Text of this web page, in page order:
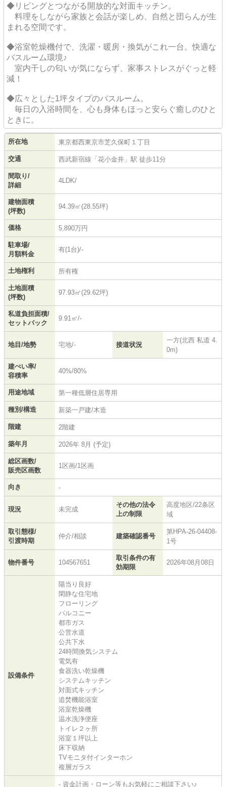
◆リビングとつながる開放的な対面キッチン。
料理をしながら家族と会話が楽しめ、自然と団らんが生
まれる空間です。
◆浴室乾燥機付で、洗濯・暖房・換気がこれ一台。快適な
バスルーム環境♪
室内干しの匂いが気にならず、家事ストレスがぐっと軽
減！
◆広々とした1坪タイプのバスルーム。
毎日の入浴時間を、心も身体もほっと安らぐ癒しのひと
ときに。
所在地 東京都西東京市芝久保町 １丁目
交通 西武新宿線 「花小金井 」駅 徒歩11分
間取り/
詳細
4LDK/
建物面積
(坪数)
94.39㎡(28.55坪)
価格 5,890万円
駐車場/
月額料金
有(1台)/-
土地権利 所有権
土地面積
(坪数)
97.93㎡(29.62坪)
私道負担面積/
セットバック
9.91㎡/-
地目/地勢 宅地/- 接道状況
一方(北西 私道 4.
0m)
建ぺい率/
容積率
40%/80%
用途地域 第一種低層住居専用
種別/構造 新築一戸建/木造
階建 2階建
築年月 2026年 8月 (予定)
総区画数/
販売区画数
1区画/1区画
向き -
現況 未完成
その他の法令
上の制限
高度地区/22条区
域
取引態様/
引渡時期
仲介/相談 建築確認番号
第HPA-26-04408-
1号
物件番号 104567651
取引条件の有
効期限
2026年08月08日
設備条件
陽当り良好
閑静な住宅地
フローリング
バルコニー
都市ガス
公営水道
公共下水
24時間換気システム
電気有
食器洗い乾燥機
システムキッチン
対面式キッチン
追焚機能浴室
浴室乾燥機
温水洗浄便座
トイレ２ヶ所
浴室１坪以上
床下収納
TVモニタ付インターホン
複層ガラス
- 資金計画・ローン等もお気軽にご相談下さい♪